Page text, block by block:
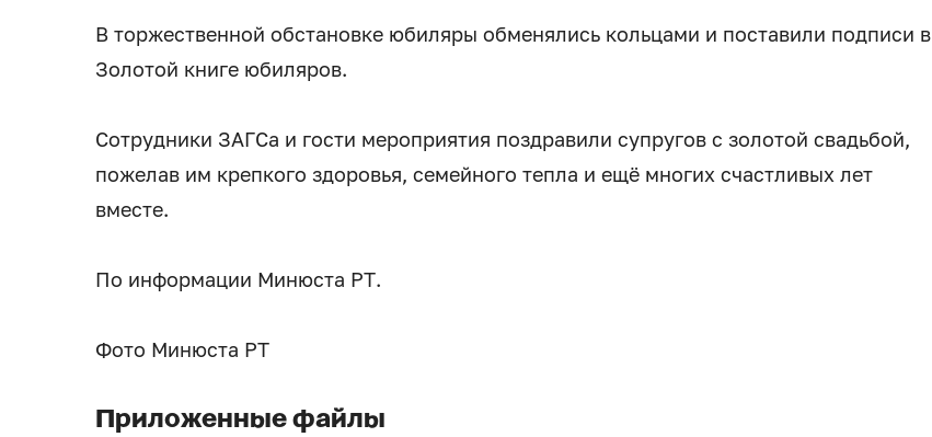
В торжественной обстановке юбиляры обменялись кольцами и поставили подписи в
Золотой книге юбиляров.
Сотрудники ЗАГСа и гости мероприятия поздравили супругов с золотой свадьбой,
пожелав им крепкого здоровья, семейного тепла и ещё многих счастливых лет
вместе.
По информации Минюста РТ.
Фото Минюста РТ
Приложенные файлы